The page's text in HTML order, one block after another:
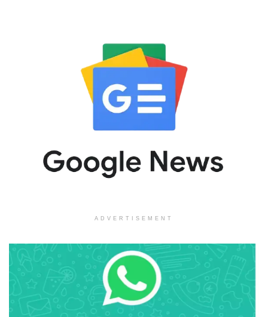
ADVERTISEMENT